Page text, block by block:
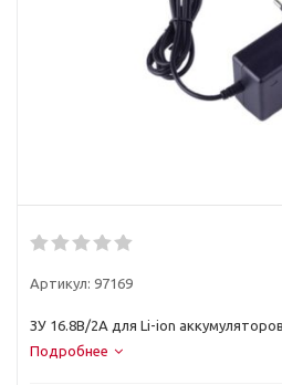
Артикул: 97169
ЗУ 16.8В/2А для Li-ion аккумуляторов
Подробнее